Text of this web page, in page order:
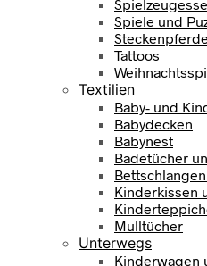
Spiele und
Tattoos
Textilien
Baby- und
Babydecken
Babynest
Badetücher
Kinderkissen
Mulltücher
Unterwegs
Kinderwagen